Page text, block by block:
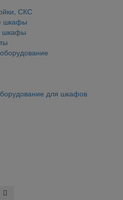
СКС
шкафы
шкафы
для шкафов